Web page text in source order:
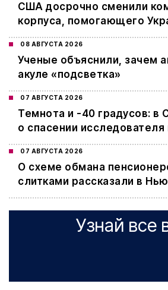
США досрочно сменили
корпуса, помогающего
08 АВГУСТА 2026
Ученые объяснили, зачем
акуле «подсветка»
07 АВГУСТА 2026
Темнота и -40 градусов:
о спасении
07 АВГУСТА 2026
О схеме обмана
слитками рассказали в
Узнай все